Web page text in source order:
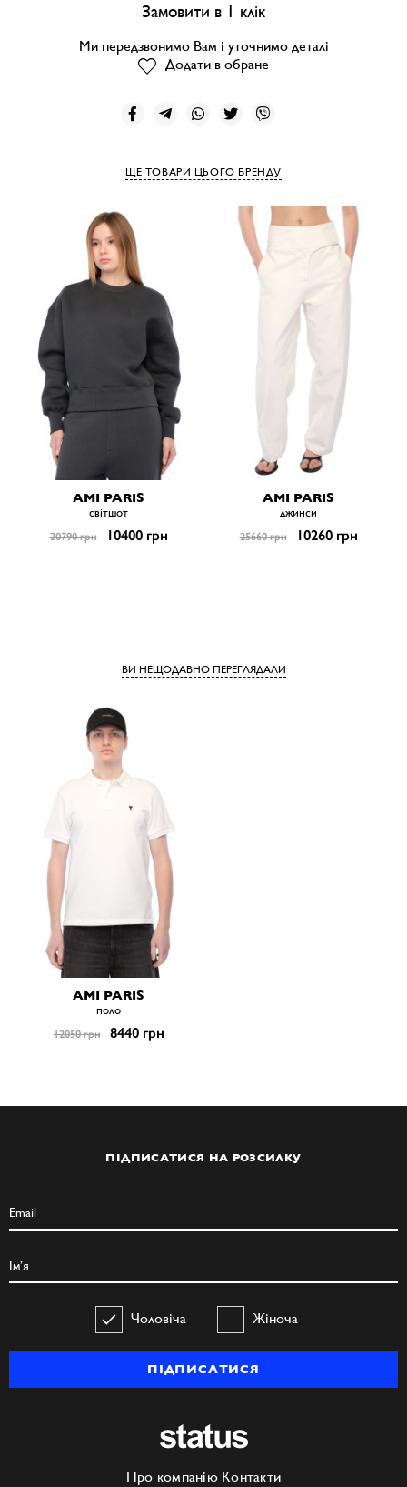
Замовити в 1 клік
Ми передзвонимо Вам і уточнимо деталі
Додати в обране
ЩЕ ТОВАРИ ЦЬОГО БРЕНДУ
AMI PARIS
світшот
20790 грн 10400 грн
AMI PARIS
джинси
25660 грн 10260 грн
ВИ НЕЩОДАВНО ПЕРЕГЛЯДАЛИ
AMI PARIS
поло
12050 грн 8440 грн
ПІДПИСАТИСЯ НА РОЗСИЛКУ
Чоловіча Жіноча
ПІДПИСАТИСЯ
Про компанію Контакти